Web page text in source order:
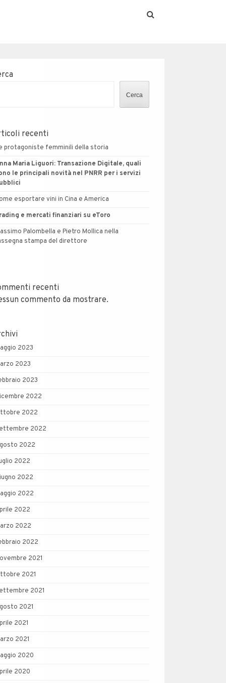
Cerca
recenti
protagoniste femminili della storia
Maria Liguori: Transazione Digitale, quali
le principali novità nel PNRR per i servizi
esportare vini in Cina e America
e mercati finanziari su eToro
Palombella e Pietro Mollica nella
stampa del direttore
recenti
commento da mostrare.
2023
2023
2023
2022
2022
2022
2022
2022
2022
2022
2022
2022
2022
2021
2021
2021
2021
2021
2021
2020
2020